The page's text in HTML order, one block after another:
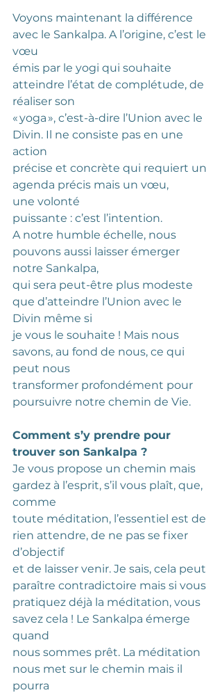
Voyons maintenant la différence
avec le Sankalpa. A l’origine, c’est le
vœu
émis par le yogi qui souhaite
atteindre l’état de complétude, de
réaliser son
« yoga », c’est-à-dire l’Union avec le
Divin. Il ne consiste pas en une
action
précise et concrète qui requiert un
agenda précis mais un vœu,
une volonté
puissante : c’est l’intention.
A notre humble échelle, nous
pouvons aussi laisser émerger
notre Sankalpa,
qui sera peut-être plus modeste
que d’atteindre l’Union avec le
Divin même si
je vous le souhaite ! Mais nous
savons, au fond de nous, ce qui
peut nous
transformer profondément pour
poursuivre notre chemin de Vie.
Comment s’y prendre pour
trouver son Sankalpa ?
Je vous propose un chemin mais
gardez à l’esprit, s’il vous plaît, que,
comme
toute méditation, l’essentiel est de
rien attendre, de ne pas se fixer
d’objectif
et de laisser venir. Je sais, cela peut
paraître contradictoire mais si vous
pratiquez déjà la méditation, vous
savez cela ! Le Sankalpa émerge
quand
nous sommes prêt. La méditation
nous met sur le chemin mais il
pourra